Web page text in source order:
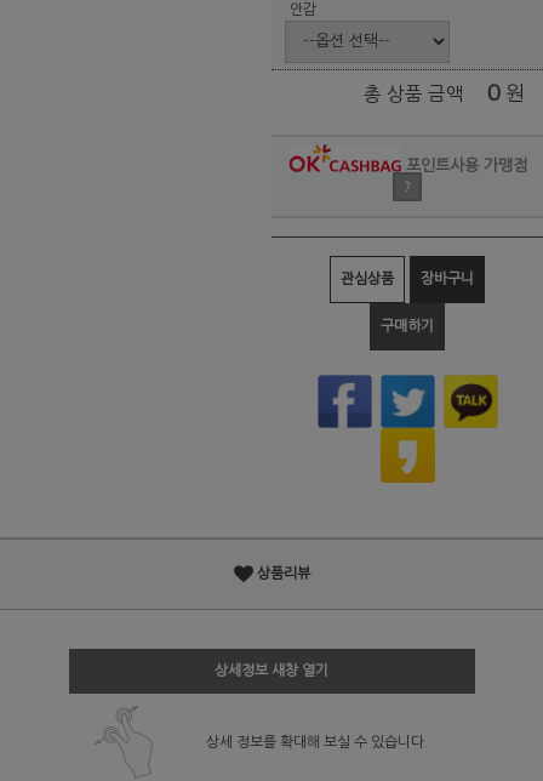
안감
총 상품 금액 0 원
포인트사용 가맹점
?
관심상품 장바구니
구매하기
상품리뷰
상세정보 새창 열기
상세 정보를 확대해 보실 수 있습니다.